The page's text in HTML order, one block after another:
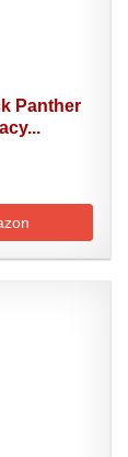
Panther